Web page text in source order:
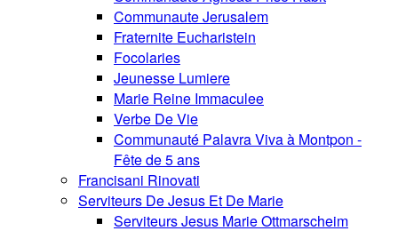
Communaute Jerusalem
Fraternite Eucharistein
Focolaries
Jeunesse Lumiere
Marie Reine Immaculee
Verbe De Vie
Communauté Palavra Viva à Montpon -
Fête de 5 ans
Francisani Rinovati
Serviteurs De Jesus Et De Marie
Serviteurs Jesus Marie Ottmarscheim